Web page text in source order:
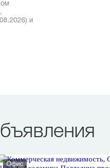
и
Офис